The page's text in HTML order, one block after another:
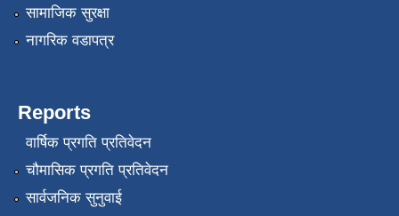
सामाजिक सुरक्षा
नागरिक वडापत्र
Reports
वार्षिक प्रगति प्रतिवेदन
चौमासिक प्रगति प्रतिवेदन
सार्वजनिक सुनुवाई